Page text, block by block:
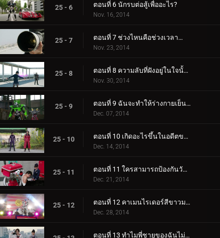
25 - 6 ตอนที่ 6 นักรบต่อสู้เพื่ออะไร?
Nov. 16, 2014
25 - 7 ตอนที่ 7 ช่วงไหนคือช่วงเวลาสำคัญในการถ่ายภาพ?
Nov. 23, 2014
25 - 8 ตอนที่ 8 ความลับที่ฝังอยู่ในใจนั้นคืออะไร?
Nov. 30, 2014
25 - 9 ตอนที่ 9 ฉันจะทำให้ร่างกายเย็นสบายได้อย่างไร?
Dec. 07, 2014
25 - 10 ตอนที่ 10 เกิดอะไรขึ้นในอดีตของเบลท์?
Dec. 14, 2014
25 - 11 ตอนที่ 11 ใครสามารถป้องกันวันคริสต์มาสอีฟอันมืดมนได้?
Dec. 21, 2014
25 - 12 ตอนที่ 12 คาเมนไรเดอร์สีขาวมาจากไหน?
Dec. 28, 2014
ตอนที่ 13 ทำไมพี่ชายของฉันไม่มีเบรก?